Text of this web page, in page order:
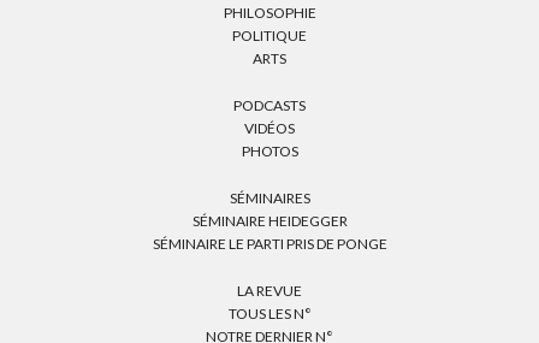
PHILOSOPHIE
POLITIQUE
ARTS
PODCASTS
VIDÉOS
PHOTOS
SÉMINAIRES
SÉMINAIRE HEIDEGGER
SÉMINAIRE LE PARTI PRIS DE PONGE
LA REVUE
TOUS LES N°
NOTRE DERNIER N°